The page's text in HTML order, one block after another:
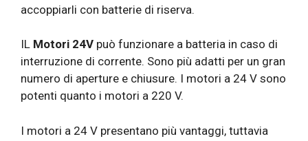
accoppiarli con batterie di riserva.
IL Motori 24V può funzionare a batteria in caso di
interruzione di corrente. Sono più adatti per un gran
numero di aperture e chiusure. I motori a 24 V sono
potenti quanto i motori a 220 V.
I motori a 24 V presentano più vantaggi, tuttavia